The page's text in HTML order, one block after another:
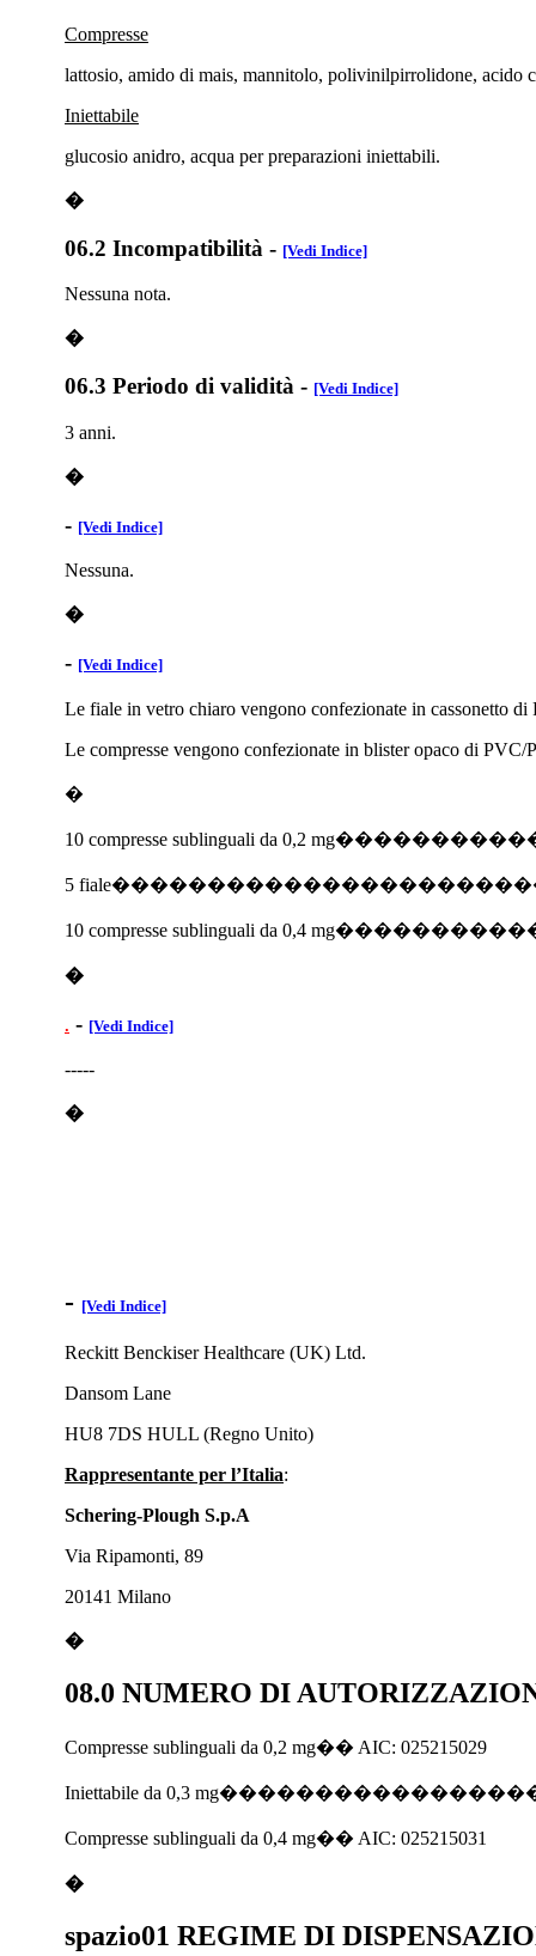
Compresse
lattosio, amido di mais, mannitolo, polivinilpirrolidone, acido
Iniettabile
glucosio anidro, acqua per preparazioni iniettabili.
�
06.2 Incompatibilità - [Vedi Indice]
Nessuna nota.
�
06.3 Periodo di validità - [Vedi Indice]
3 anni.
�
- [Vedi Indice]
Nessuna.
�
- [Vedi Indice]
Le fiale in vetro chiaro vengono confezionate in cassonetto
Le compresse vengono confezionate in blister opaco di
�
10 compresse sublinguali da 0,2
5
10 compresse sublinguali da 0,4
�
. - [Vedi Indice]
-----
�
- [Vedi Indice]
Reckitt Benckiser Healthcare (UK) Ltd.
Dansom Lane
HU8 7DS HULL (Regno Unito)
Rappresentante per l’Italia:
Schering-Plough S.p.A
Via Ripamonti, 89
20141 Milano
�
08.0 NUMERO DI
Compresse sublinguali da 0,2 mg�� AIC: 025215029
Iniettabile da 0,3 mg������������������
Compresse sublinguali da 0,4 mg�� AIC: 025215031
�
spazio01 REGIME DI